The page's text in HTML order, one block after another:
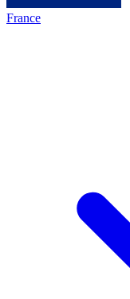
France